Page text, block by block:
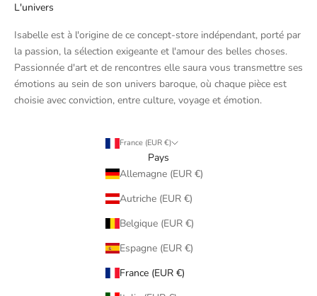
L'univers
Isabelle est à l'origine de ce concept-store indépendant, porté par
la passion, la sélection exigeante et l'amour des belles choses.
Passionnée d'art et de rencontres elle saura vous transmettre ses
émotions au sein de son univers baroque, où chaque pièce est
choisie avec conviction, entre culture, voyage et émotion.
France (EUR €)
Pays
Allemagne (EUR €)
Autriche (EUR €)
Belgique (EUR €)
Espagne (EUR €)
France (EUR €)